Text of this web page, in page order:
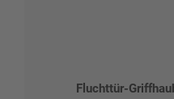
Fluchttür-